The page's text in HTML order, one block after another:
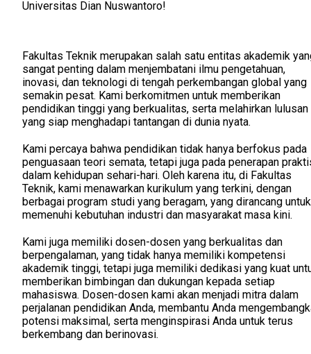
Universitas Dian Nuswantoro!
Fakultas Teknik merupakan salah satu entitas akademik
sangat penting dalam menjembatani ilmu pengetahuan,
inovasi, dan teknologi di tengah perkembangan global yang
semakin pesat. Kami berkomitmen untuk memberikan
pendidikan tinggi yang berkualitas, serta melahirkan lulusan
yang siap menghadapi tantangan di dunia nyata.
Kami percaya bahwa pendidikan tidak hanya berfokus pada
penguasaan teori semata, tetapi juga pada penerapan
dalam kehidupan sehari-hari. Oleh karena itu, di Fakultas
Teknik, kami menawarkan kurikulum yang terkini, dengan
berbagai program studi yang beragam, yang dirancang untuk
memenuhi kebutuhan industri dan masyarakat masa kini.
Kami juga memiliki dosen-dosen yang berkualitas dan
berpengalaman, yang tidak hanya memiliki kompetensi
akademik tinggi, tetapi juga memiliki dedikasi yang kuat
memberikan bimbingan dan dukungan kepada setiap
mahasiswa. Dosen-dosen kami akan menjadi mitra dalam
perjalanan pendidikan Anda, membantu Anda
potensi maksimal, serta menginspirasi Anda untuk terus
berkembang dan berinovasi.